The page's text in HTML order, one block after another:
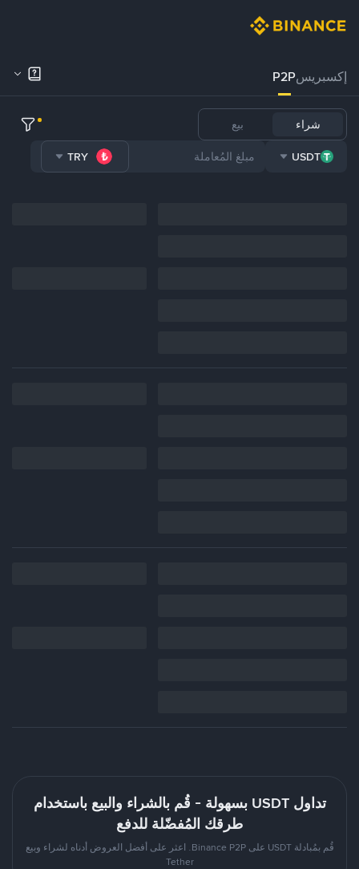
إكسبريسP2P
شراء بيع
USDT
TRY
تداول USDT بسهولة - قُم بالشراء والبيع باستخدام
طرقك المُفضّلة للدفع
قُم بمُبادلة USDT على Binance P2P. اعثر على أفضل العروض أدناه لشراء وبيع
Tether